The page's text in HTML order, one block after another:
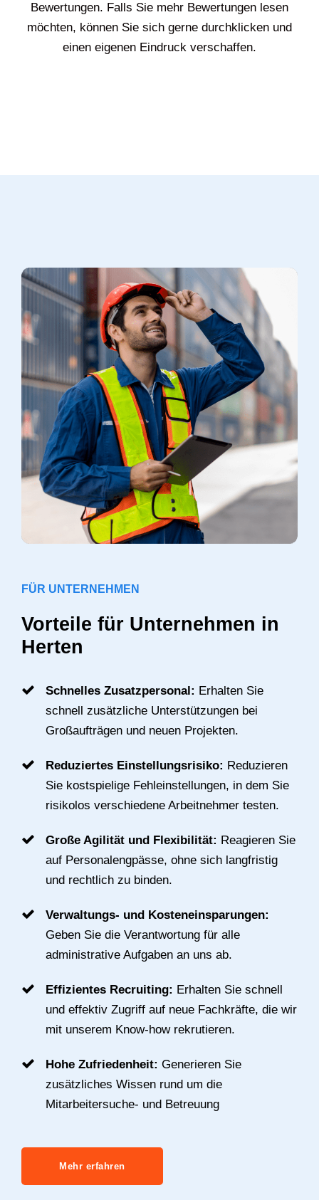
Bewertungen. Falls Sie mehr Bewertungen lesen
möchten, können Sie sich gerne durchklicken und
einen eigenen Eindruck verschaffen.
FÜR UNTERNEHMEN
Vorteile für Unternehmen in
Herten
Schnelles Zusatzpersonal: Erhalten Sie
schnell zusätzliche Unterstützungen bei
Großaufträgen und neuen Projekten.
Reduziertes Einstellungsrisiko: Reduzieren
Sie kostspielige Fehleinstellungen, in dem Sie
risikolos verschiedene Arbeitnehmer testen.
Große Agilität und Flexibilität: Reagieren Sie
auf Personalengpässe, ohne sich langfristig
und rechtlich zu binden.
Verwaltungs- und Kosteneinsparungen:
Geben Sie die Verantwortung für alle
administrative Aufgaben an uns ab.
Effizientes Recruiting: Erhalten Sie schnell
und effektiv Zugriff auf neue Fachkräfte, die wir
mit unserem Know-how rekrutieren.
Hohe Zufriedenheit: Generieren Sie
zusätzliches Wissen rund um die
Mitarbeitersuche- und Betreuung
Mehr erfahren